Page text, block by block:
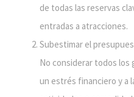
de todas las reservas
entradas a atracciones.
Subestimar el
No considerar todos los
un estrés financiero y a